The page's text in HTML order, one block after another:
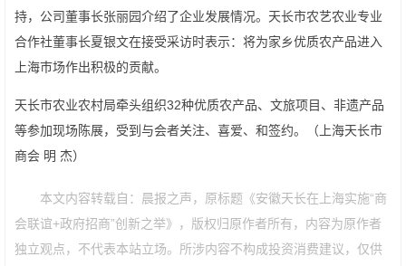
持，公司董事长张丽园介绍了企业发展情况。天长市农艺农业专业
合作社董事长夏银文在接受采访时表示：将为家乡优质农产品进入
上海巿场作出积极的贡献。
天长市农业农村局牵头组织32种优质农产品、文旅项目、非遗产品
等参加现场陈展，受到与会者关注、喜爱、和签约。（上海天长市
商会 明 杰）
本文内容转载自：晨报之声，原标题《安徽天长在上海实施“商
会联谊+政府招商”创新之举》，版权归原作者所有，内容为原作者
独立观点，不代表本站立场。所涉内容不构成投资消费建议，仅供